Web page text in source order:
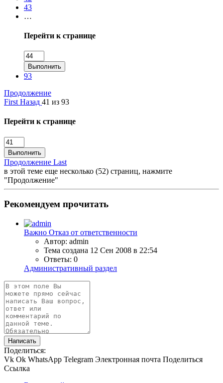
43
…
Перейти к странице
Выполнить
93
Продолжение
First Назад 41 из 93
Перейти к странице
Выполнить
Продолжение Last
в этой теме еще несколько (52) страниц, нажмите
"Продолжение"
Рекомендуем прочитать
Важно Отказ от ответственности
Автор: admin
Тема создана 12 Сен 2008 в 22:54
Ответы: 0
Административный раздел
Написать
Поделиться:
Vk Ok WhatsApp Telegram Электронная почта Поделиться
Ссылка